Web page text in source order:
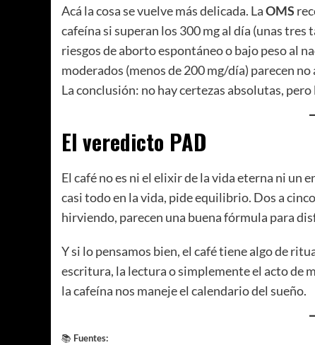
Acá la cosa se vuelve más delicada. LaOMS
cafeína si superan los 300 mg al día (unas
riesgos de aborto espontáneo o bajo peso al
moderados (menos de 200 mg/día) parecen
La conclusión: no hay certezas absolutas,
El veredicto PAD
El café no es ni el elixir de la vida eterna ni un
casi todo en la vida, pide equilibrio. Dos a
hirviendo, parecen una buena fórmula para
Y si lo pensamos bien, el café tiene algo de
escritura, la lectura o simplemente el acto de
la cafeína nos maneje el calendario del sueño.
📚 Fuentes: